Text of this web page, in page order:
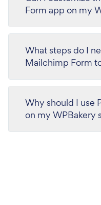
Form app on my
What steps do I
Mailchimp Form
Why should I use
on my WPBakery